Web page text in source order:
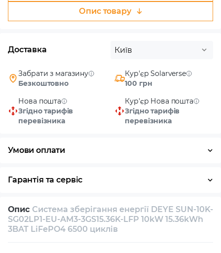
Опис товару
Доставка Київ
Забрати з магазину
Безкоштовно
Кур'єр Solarverse
100 грн
Нова пошта
Згідно тарифів
перевізника
Кур'єр Нова пошта
Згідно тарифів
перевізника
Умови оплати
Гарантія та сервіс
Власний сервісний центр Технічна підтримка
Консультація
Опис Система зберігання енергії DEYE SUN-10K-
SG02LP1-EU-AM3-3GS15.36K-LFP 10kW 15.36kWh
3BAT LiFePO4 6500 циклів